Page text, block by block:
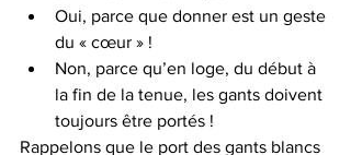
Oui, parce que donner est un geste
du « cœur » !
Non, parce qu’en loge, du début à
la fin de la tenue, les gants doivent
toujours être portés !
Rappelons que le port des gants blancs